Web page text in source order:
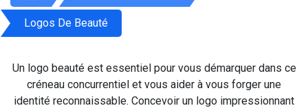
Logos De Beauté
Un logo beauté est essentiel pour vous démarquer dans ce
créneau concurrentiel et vous aider à vous forger une
identité reconnaissable. Concevoir un logo impressionnant